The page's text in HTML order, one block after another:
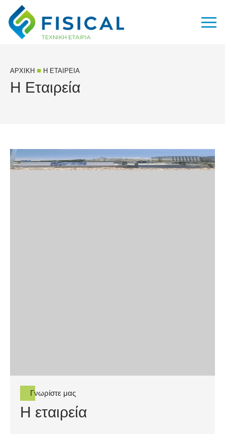
ΑΡΧΙΚΉ ■ Η ΕΤΑΙΡΕΊΑ
Η Εταιρεία
Γνωρίστε μας
Η εταιρεία